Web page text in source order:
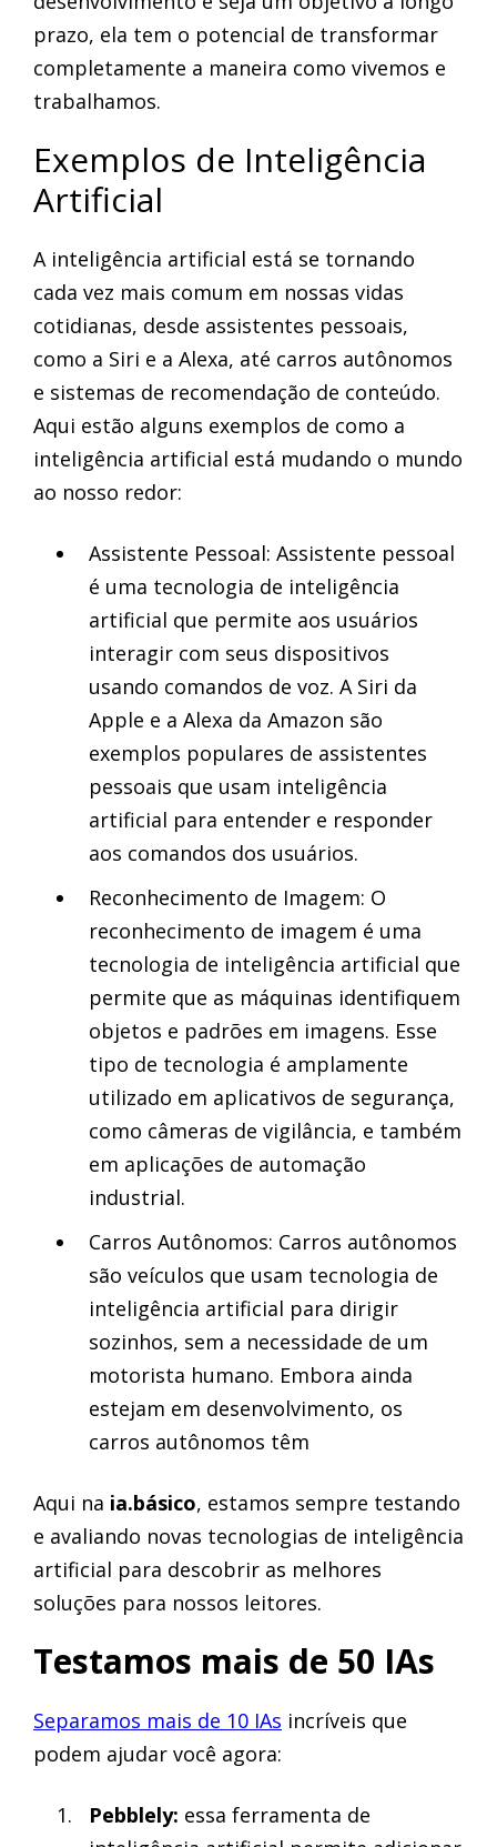
prazo, ela tem o potencial de transformar
completamente a maneira como vivemos e
trabalhamos.
Exemplos de Inteligência
Artificial
A inteligência artificial está se tornando
cada vez mais comum em nossas vidas
cotidianas, desde assistentes pessoais,
como a Siri e a Alexa, até carros autônomos
e sistemas de recomendação de conteúdo.
Aqui estão alguns exemplos de como a
inteligência artificial está mudando o mundo
ao nosso redor:
Assistente Pessoal: Assistente pessoal
é uma tecnologia de inteligência
artificial que permite aos usuários
interagir com seus dispositivos
usando comandos de voz. A Siri da
Apple e a Alexa da Amazon são
exemplos populares de assistentes
pessoais que usam inteligência
artificial para entender e responder
aos comandos dos usuários.
Reconhecimento de Imagem: O
reconhecimento de imagem é uma
tecnologia de inteligência artificial que
permite que as máquinas identifiquem
objetos e padrões em imagens. Esse
tipo de tecnologia é amplamente
utilizado em aplicativos de segurança,
como câmeras de vigilância, e também
em aplicações de automação
industrial.
Carros Autônomos: Carros autônomos
são veículos que usam tecnologia de
inteligência artificial para dirigir
sozinhos, sem a necessidade de um
motorista humano. Embora ainda
estejam em desenvolvimento, os
carros autônomos têm
Aqui na ia.básico, estamos sempre testando
e avaliando novas tecnologias de inteligência
artificial para descobrir as melhores
soluções para nossos leitores.
Testamos mais de 50 IAs
Separamos mais de 10 IAs incríveis que
podem ajudar você agora:
Pebblely: essa ferramenta de